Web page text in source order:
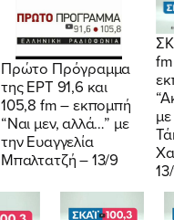
VB TIKTOK
Πρώτο Πρόγραμμα
της ΕΡΤ 91,6 και
105,8 fm – εκπομπή
“Ναι μεν, αλλά…” με
την Ευαγγελία
Μπαλτατζή – 13/9